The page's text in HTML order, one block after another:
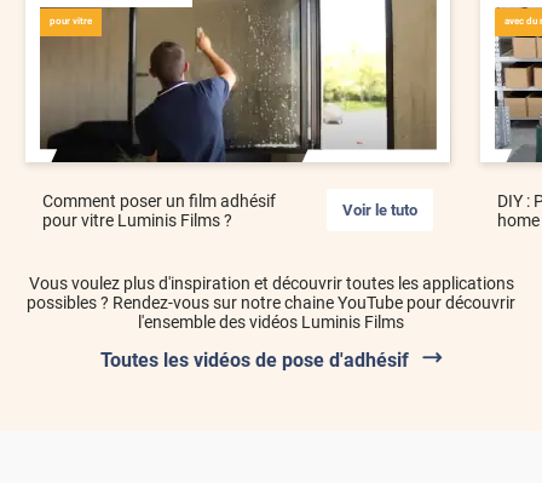
pour vitre
Comment poser un film adhésif
pour vitre Luminis Films ?
Voir le tuto
avec du
DIY :
Vous voulez plus d'inspiration et découvrir toutes les applications
possibles ? Rendez-vous sur notre chaine YouTube pour découvrir
l'ensemble des vidéos Luminis Films
Toutes les vidéos de pose d'adhésif